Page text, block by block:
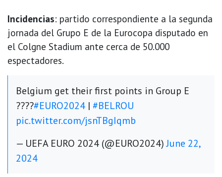
Incidencias: partido correspondiente a la segunda
jornada del Grupo E de la Eurocopa disputado en
el Colgne Stadium ante cerca de 50.000
espectadores.
Belgium get their first points in Group E
????#EURO2024 | #BELROU
pic.twitter.com/jsnTBgIqmb
— UEFA EURO 2024 (@EURO2024)June 22,
2024